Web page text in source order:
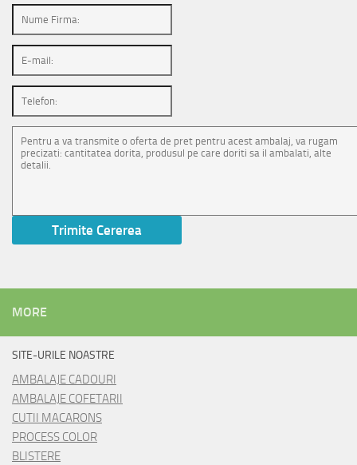
MORE
SITE-URILE NOASTRE
AMBALAJE CADOURI
AMBALAJE COFETARII
CUTII MACARONS
PROCESS COLOR
BLISTERE